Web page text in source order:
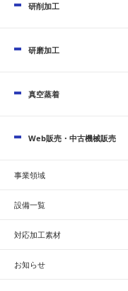
研削加工
研磨加工
真空蒸着
Web販売・中古機械販売
事業領域
設備一覧
対応加工素材
お知らせ